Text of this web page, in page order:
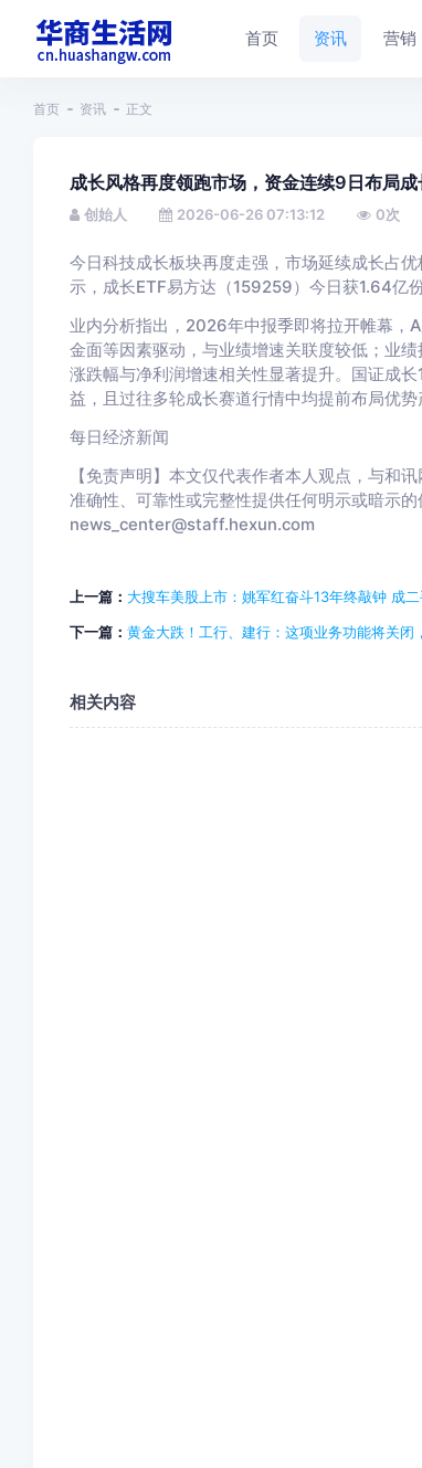
首页 资讯 营销
首页 资讯 正文
成长风格再度领跑市场，资金连续9日布局
创始人 2026-06-26 07:13:12 0次
今日科技成长板块再度走强，市场延续成长占
示，成长ETF易方达（159259）今日获1.64亿
业内分析指出，2026年中报季即将拉开帷幕，
金面等因素驱动，与业绩增速关联度较低；业
涨跌幅与净利润增速相关性显著提升。国证成
益，且过往多轮成长赛道行情中均提前布局优势
每日经济新闻
【免责声明】本文仅代表作者本人观点，与和
准确性、可靠性或完整性提供任何明示或暗示
news_center@staff.hexun.com
上一篇： 大搜车美股上市：姚军红奋斗13年终敲钟 成
下一篇： 黄金大跌！工行、建行：这项业务功能将关闭
相关内容